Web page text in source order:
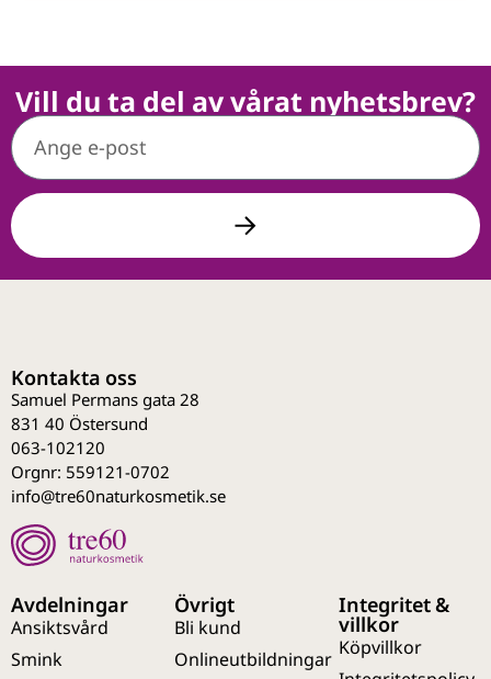
Vill du ta del av vårat nyhetsbrev?
Kontakta oss
Samuel Permans gata 28
831 40 Östersund
063-102120
Orgnr: 559121-0702
info@tre60naturkosmetik.se
Avdelningar
Ansiktsvård
Smink
Övrigt
Bli kund
Onlineutbildningar
Integritet &
villkor
Köpvillkor